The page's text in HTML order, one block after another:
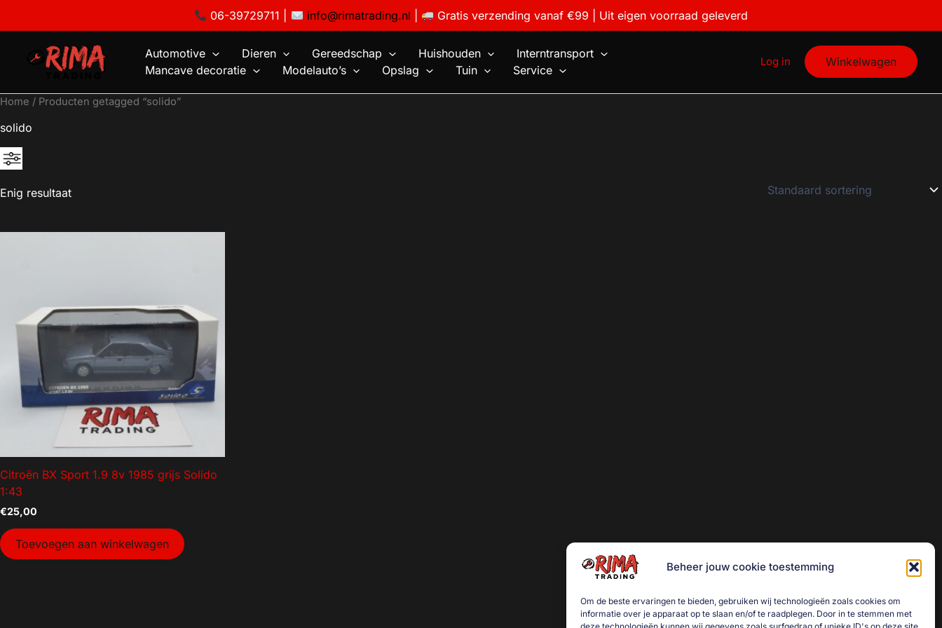
06-39729711 | info@rimatrading.nl Gratis verzending vanaf €99 | Uit eigen voorraad geleverd
Beheer jouw cookie toestemming
Om de beste ervaringen te bieden, gebruiken wij technologieën zoals cookies om
informatie over je apparaat op te slaan en/of te raadplegen. Door in te stemmen met
inhoud
Automotive Dieren Gereedschap Huishouden
Interntransport
Mancave decoratie
Modelauto’s Opslag Tuin Service
Log in Winkelwagen
Home / Producten getagged “solido”
solido
Modelauto's
Aanhanger onderdelen
Afzetmateriaal
Automotive
Bakken
Bakken gebruikt
Elektra
Goederenvervoer
Huishouden
Enig resultaat
Citroën BX Sport 1.9 8v 1985 grijs Solido
1:43
€25,00
Toevoegen aan winkelwagen